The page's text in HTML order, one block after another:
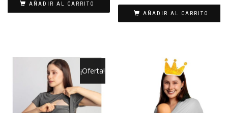
AÑADIR AL CARRITO
AÑADIR AL CARRITO
¡Oferta!